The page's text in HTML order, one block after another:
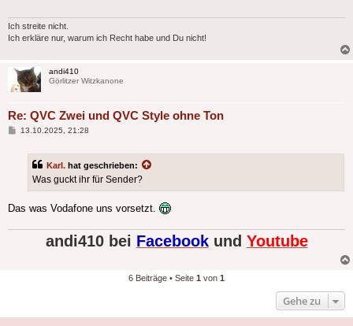
Ich streite nicht.
Ich erkläre nur, warum ich Recht habe und Du nicht!
andi410
Görlitzer Witzkanone
Re: QVC Zwei und QVC Style ohne Ton
Beitrag
13.10.2025, 21:28
Karl. hat geschrieben:
Was guckt ihr für Sender?
Das was Vodafone uns vorsetzt.
andi410 bei Facebookund Youtube
6 Beiträge • Seite 1 von 1
Gehe zu